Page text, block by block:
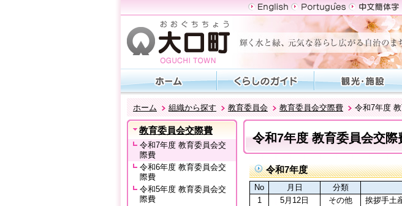
ホーム 組織から探す 教育委員会 教育委員会交際費 令和7年度
教育委員会交際費
令和7年度 教育委員会交
際費
令和6年度 教育委員会交
際費
令和5年度 教育委員会交
際費
令和7年度 教育委員会交際
令和7年度
No 月日 分類
1
5月12日 その他 挨拶手土